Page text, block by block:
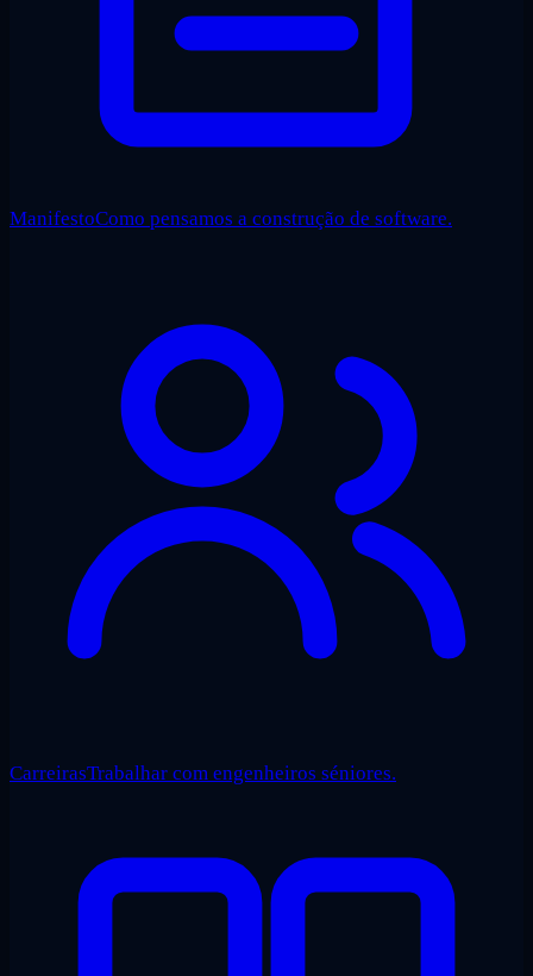
ManifestoComo pensamos a construção de software.
CarreirasTrabalhar com engenheiros séniores.